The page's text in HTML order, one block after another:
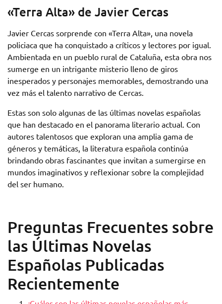
«Terra Alta» de Javier Cercas
Javier Cercas sorprende con «Terra Alta», una novela
policiaca que ha conquistado a críticos y lectores por igual.
Ambientada en un pueblo rural de Cataluña, esta obra nos
sumerge en un intrigante misterio lleno de giros
inesperados y personajes memorables, demostrando una
vez más el talento narrativo de Cercas.
Estas son solo algunas de las últimas novelas españolas
que han destacado en el panorama literario actual. Con
autores talentosos que exploran una amplia gama de
géneros y temáticas, la literatura española continúa
brindando obras fascinantes que invitan a sumergirse en
mundos imaginativos y reflexionar sobre la complejidad
del ser humano.
Preguntas Frecuentes sobre
las Últimas Novelas
Españolas Publicadas
Recientemente